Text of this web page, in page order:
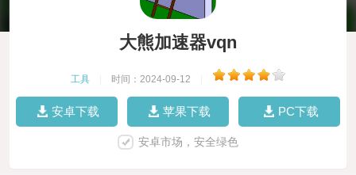
大熊加速器vqn
工具 时间：2024-09-12
安卓下载 苹果下载 PC下载
安卓市场，安全绿色